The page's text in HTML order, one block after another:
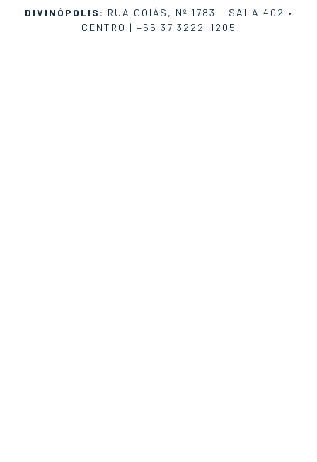
DIVINÓPOLIS: RUA GOIÁS, Nº 1783 - SALA 402 •
CENTRO | +55 37 3222-1205